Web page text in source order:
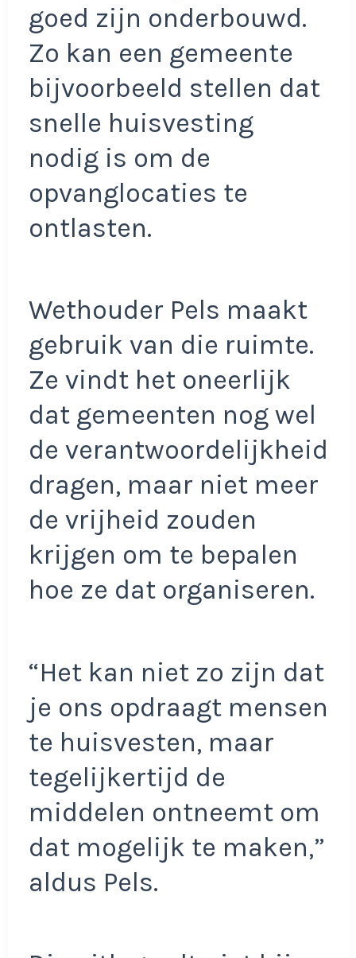
goed zijn onderbouwd.
Zo kan een gemeente
bijvoorbeeld stellen dat
snelle huisvesting
nodig is om de
opvanglocaties te
ontlasten.
Wethouder Pels maakt
gebruik van die ruimte.
Ze vindt het oneerlijk
dat gemeenten nog wel
de verantwoordelijkheid
dragen, maar niet meer
de vrijheid zouden
krijgen om te bepalen
hoe ze dat organiseren.
“Het kan niet zo zijn dat
je ons opdraagt mensen
te huisvesten, maar
tegelijkertijd de
middelen ontneemt om
dat mogelijk te maken,”
aldus Pels.